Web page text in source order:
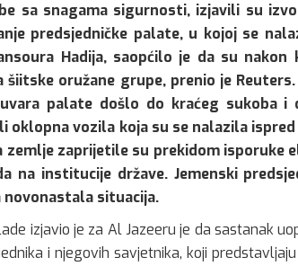
sa snagama sigurnosti, izjavili su
predsjedničke palate, u kojoj se
Hadija, saopćilo je da su
šiitske oružane grupe, prenio je
palate došlo do kraćeg sukoba
oklopna vozila koja su se nalazila
zaprijetile su prekidom isporuke
na institucije države. Jemenski
novonastala situacija.
izjavio je za Al Jazeeru je da sastanak
i njegovih savjetnika, koji